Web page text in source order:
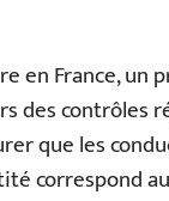
en France, un
des contrôles
que les
correspond